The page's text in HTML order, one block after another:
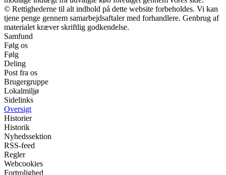
© Rettighederne til alt indhold på dette website forbeholdes. Vi kan
tjene penge gennem samarbejdsaftaler med forhandlere. Genbrug af
materialet kræver skriftlig godkendelse.
Samfund
Følg os
Følg
Deling
Post fra os
Brugergruppe
Lokalmiljø
Sidelinks
Oversigt
Historier
Historik
Nyhedssektion
RSS-feed
Regler
Webcookies
Fortrolighed